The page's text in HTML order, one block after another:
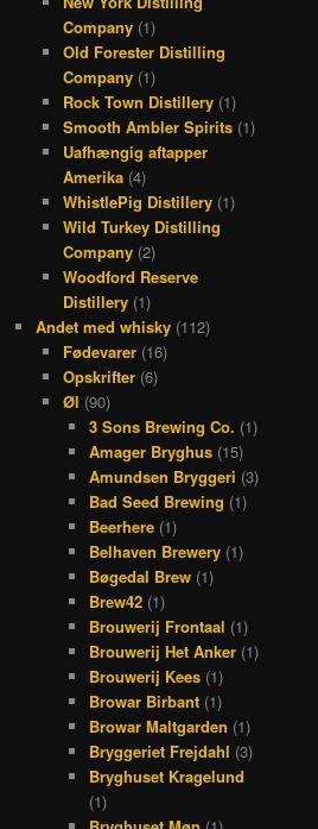
Company(1)
Old Forester Distilling
Company(1)
Rock Town Distillery(1)
Smooth Ambler Spirits(1)
Uafhængig aftapper
Amerika(4)
WhistlePig Distillery(1)
Wild Turkey Distilling
Company(2)
Woodford Reserve
Distillery(1)
Andet med whisky (112)
Fødevarer(16)
Opskrifter(6)
Øl (90)
3 Sons Brewing Co. (1)
Amager Bryghus (15)
Amundsen Bryggeri (3)
Bad Seed Brewing (1)
Beerhere (1)
Belhaven Brewery (1)
Bøgedal Brew (1)
Brew42 (1)
Brouwerij Frontaal (1)
Brouwerij Het Anker (1)
Brouwerij Kees (1)
Browar Birbant (1)
Browar Maltgarden (1)
Bryggeriet Frejdahl (3)
Bryghuset Kragelund
(1)